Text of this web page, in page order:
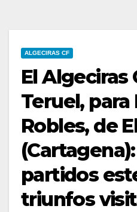
ALGECIRAS CF
El Algeciras
Teruel, para
Robles, de
partidos
triunfos